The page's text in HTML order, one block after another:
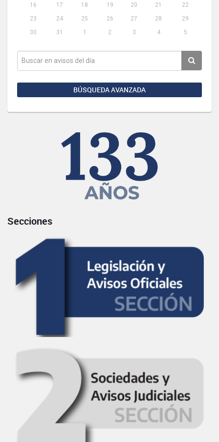
16
17 18 19 20 21
22
23
24 25 26 27 28
29
30
31 1 2 3 4 5
BÚSQUEDA AVANZADA
Secciones